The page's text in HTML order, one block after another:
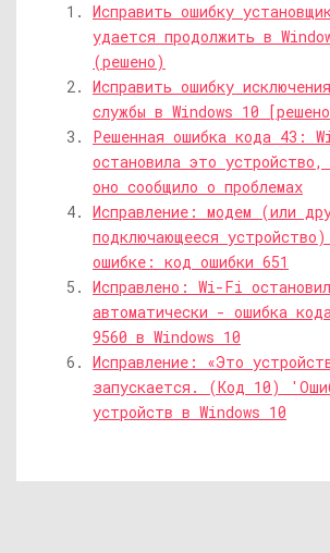
Исправить ошибку
удается продолжить в
(решено)
Исправить ошибку
службы в Windows 10
Решенная ошибка кода 43:
остановила это
оно сообщило о проблемах
Исправление: модем (или
подключающееся
ошибке: код ошибки 651
Исправлено: Wi-Fi
автоматически - ошибка
9560 в Windows 10
Исправление: «Это
запускается. (Код 10)
устройств в Windows 10